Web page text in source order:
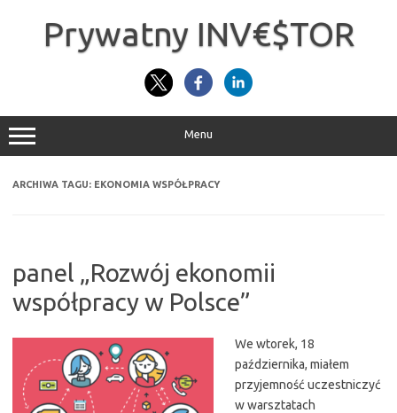
Prywatny INV€$TOR
Menu
ARCHIWA TAGU: EKONOMIA WSPÓŁPRACY
panel „Rozwój ekonomii
współpracy w Polsce”
We wtorek, 18
października, miałem
przyjemność uczestniczyć
w warsztatach